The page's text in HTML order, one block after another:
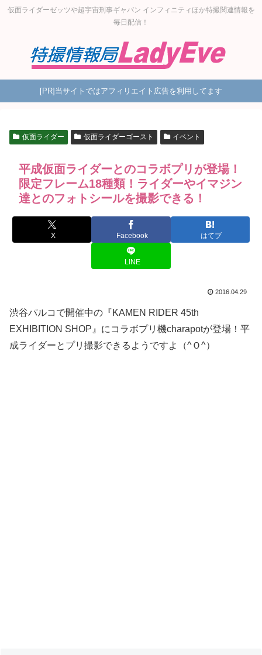
仮面ライダーゼッツや超宇宙刑事ギャバン インフィニティほか特撮関連情報を
毎日配信！
[PR]当サイトではアフィリエイト広告を利用してます
仮面ライダー 仮面ライダーゴースト イベント
平成仮面ライダーとのコラボプリが登場！
限定フレーム18種類！ライダーやイマジン
達とのフォトシールを撮影できる！
X Facebook はてブ
LINE
2016.04.29
渋谷パルコで開催中の『KAMEN RIDER 45th
EXHIBITION SHOP』にコラボプリ機charapotが登場！平
成ライダーとプリ撮影できるようですよ（^Ｏ^）